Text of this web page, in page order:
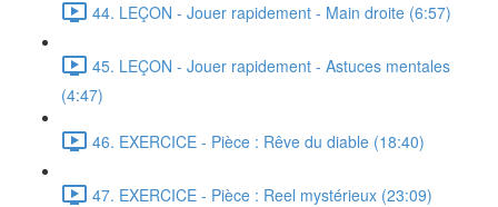
44. LEÇON - Jouer rapidement - Main droite (6:57)
45. LEÇON - Jouer rapidement - Astuces mentales
(4:47)
46. EXERCICE - Pièce : Rêve du diable (18:40)
47. EXERCICE - Pièce : Reel mystérieux (23:09)